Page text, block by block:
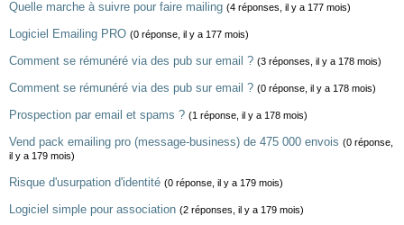
Quelle marche à suivre pour faire mailing (4 réponses, il y a 177 mois)
Logiciel Emailing PRO (0 réponse, il y a 177 mois)
Comment se rémunéré via des pub sur email ? (3 réponses, il y a 178 mois)
Comment se rémunéré via des pub sur email ? (0 réponse, il y a 178 mois)
Prospection par email et spams ? (1 réponse, il y a 178 mois)
Vend pack emailing pro (message-business) de 475 000 envois (0 réponse,
il y a 179 mois)
Risque d'usurpation d'identité (0 réponse, il y a 179 mois)
Logiciel simple pour association (2 réponses, il y a 179 mois)